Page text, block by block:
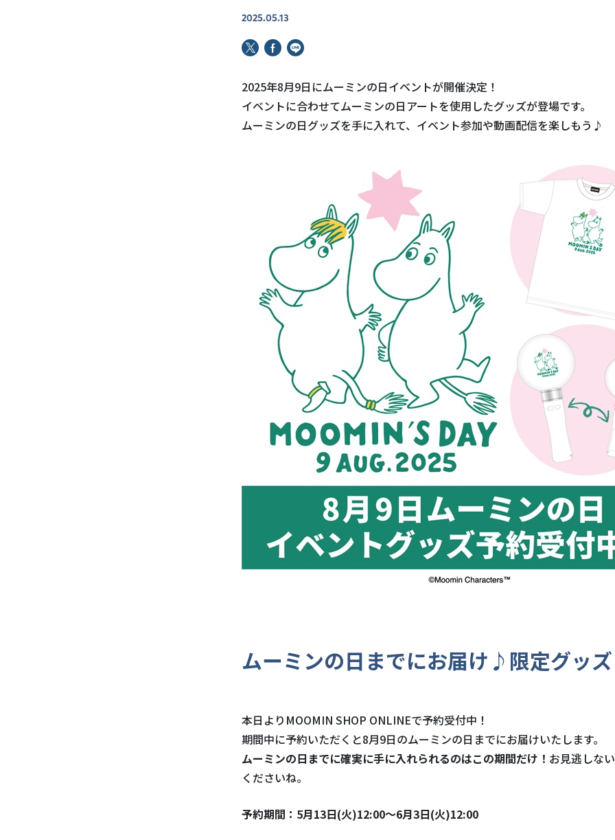
2025.05.13
2025年8月9日にムーミンの日イベントが開催決定！
イベントに合わせてムーミンの日アートを使用したグッズが登場です。
ムーミンの日グッズを手に入れて、イベント参加や動画配信を楽しもう♪
ムーミンの日までにお届け♪限定グッズ
本日よりMOOMIN SHOP ONLINEで予約受付中！
期間中に予約いただくと8月9日のムーミンの日までにお届けいたします。
ムーミンの日までに確実に手に入れられるのはこの期間だけ！ お見逃しな
くださいね。
予約期間：5月13日(火)12:00～6月3日(火)12:00